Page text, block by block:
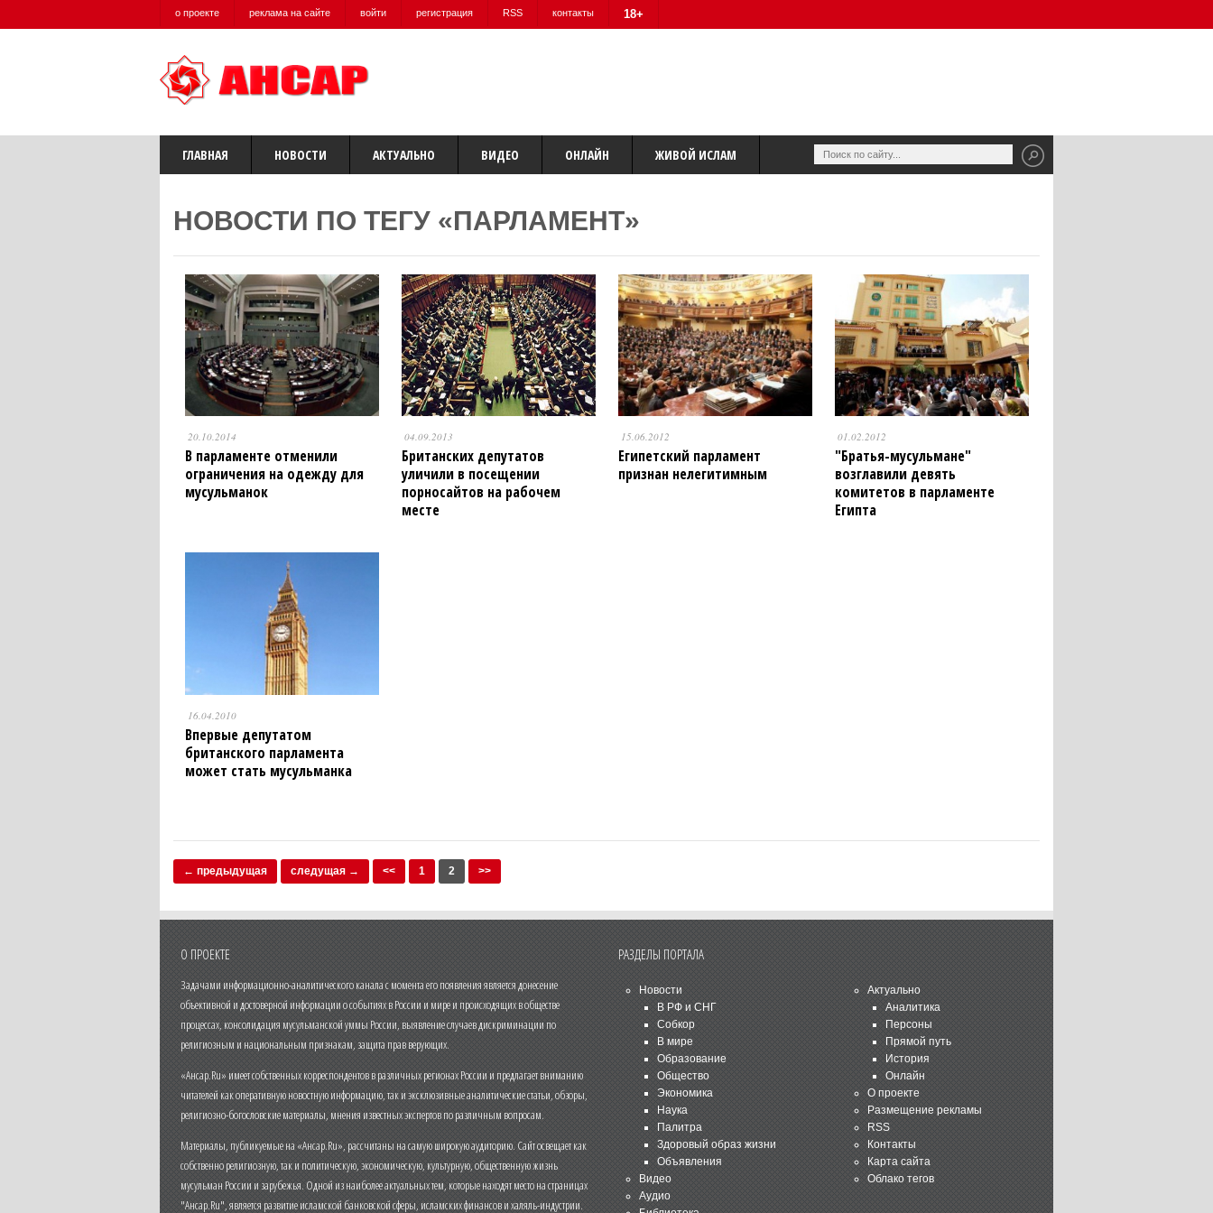
о проекте реклама на сайте войти регистрация RSS контакты 18+
ГЛАВНАЯ НОВОСТИ АКТУАЛЬНО ВИДЕО ОНЛАЙН ЖИВОЙ ИСЛАМ
НОВОСТИ ПО ТЕГУ «ПАРЛАМЕНТ»
20.10.2014
В парламенте отменили
ограничения на одежду для
мусульманок
04.09.2013
Британских депутатов
уличили в посещении
порносайтов на рабочем
месте
15.06.2012
Египетский парламент
признан нелегитимным
01.02.2012
"Братья-мусульмане"
возглавили девять
комитетов в парламенте
Египта
16.04.2010
Впервые депутатом
британского парламента
может стать мусульманка
← предыдущая следущая → << 1 2 >>
О ПРОЕКТЕ
Задачами информационно-аналитического канала с момента его появления является донесение
объективной и достоверной информации о событиях в России и мире и происходящих в обществе
процессах, консолидация мусульманской уммы России, выявление случаев дискриминации по
религиозным и национальным признакам, защита прав верующих.
«Ансар.Ru» имеет собственных корреспондентов в различных регионах России и предлагает вниманию
читателей как оперативную новостную информацию, так и эксклюзивные аналитические статьи, обзоры,
религиозно-богословские материалы, мнения известных экспертов по различным вопросам.
Материалы, публикуемые на «Ансар.Ru», рассчитаны на самую широкую аудиторию. Сайт освещает как
собственно религиозную, так и политическую, экономическую, культурную, общественную жизнь
мусульман России и зарубежья. Одной из наиболее актуальных тем, которые находят место на страницах
"Ансар.Ru", является развитие исламской банковской сферы, исламских финансов и халяль-индустрии.
РАЗДЕЛЫ ПОРТАЛА
Новости
В РФ и СНГ
Собкор
В мире
Образование
Общество
Экономика
Наука
Палитра
Здоровый образ жизни
Объявления
Видео
Аудио
Актуально
Аналитика
Персоны
Прямой путь
История
Онлайн
О проекте
Размещение рекламы
RSS
Контакты
Карта сайта
Облако тегов